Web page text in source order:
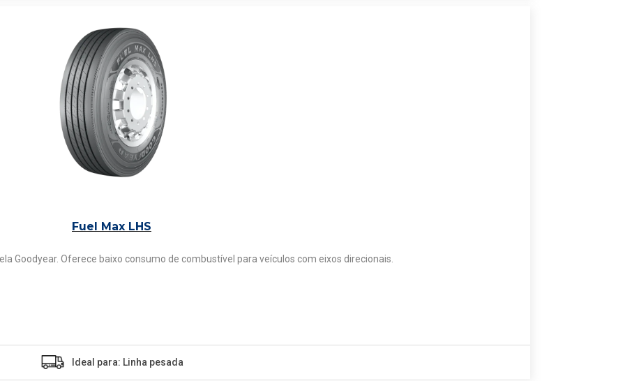
Fuel Max LHS
Goodyear. Oferece baixo consumo de combustível para veículos com eixos direcionais.
Ideal para: Linha pesada